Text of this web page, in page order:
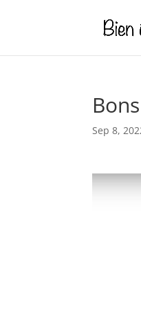
Sep 8,